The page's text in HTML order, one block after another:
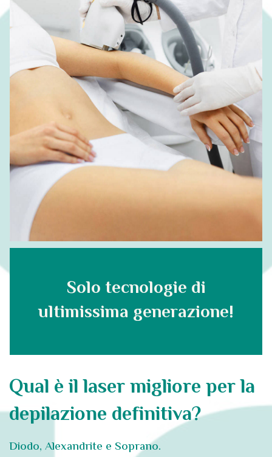
Solo tecnologie di
ultimissima generazione!
Qual è il laser migliore per la
depilazione definitiva?
Diodo, Alexandrite e Soprano.